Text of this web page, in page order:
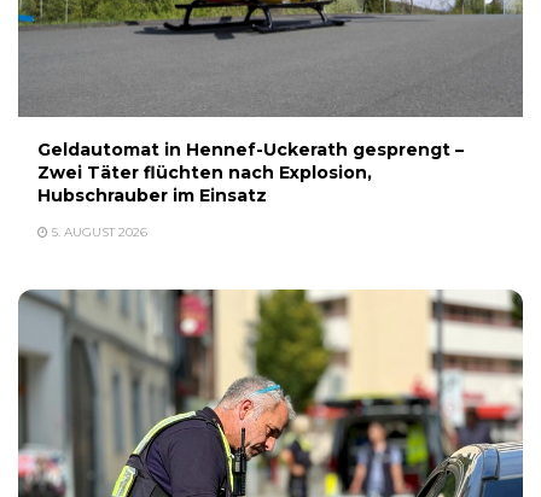
Geldautomat in Hennef-Uckerath gesprengt –
Zwei Täter flüchten nach Explosion,
Hubschrauber im Einsatz
5. AUGUST 2026